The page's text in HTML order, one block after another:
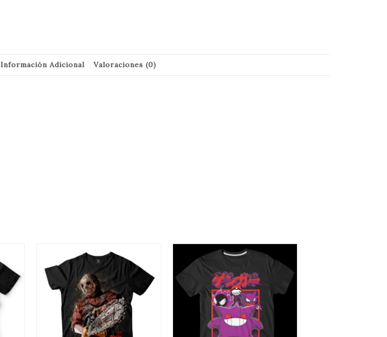
Información Adicional Valoraciones (0)